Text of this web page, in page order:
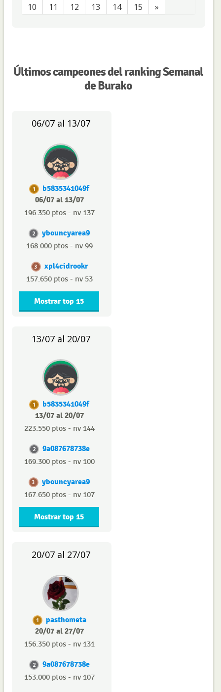
10 11 12 13 14 15 »
Últimos campeones del ranking Semanal
de Burako
06/07 al 13/07
1
b5835341049f
06/07 al 13/07
196.350 ptos - nv 137
2 ybouncyarea9
168.000 ptos - nv 99
3 xpl4cidrookr
157.650 ptos - nv 53
Mostrar top 15
13/07 al 20/07
1
b5835341049f
13/07 al 20/07
223.550 ptos - nv 144
2 9a087678738e
169.300 ptos - nv 100
3 ybouncyarea9
167.650 ptos - nv 107
Mostrar top 15
20/07 al 27/07
1
pasthometa
20/07 al 27/07
156.350 ptos - nv 131
2 9a087678738e
153.000 ptos - nv 107